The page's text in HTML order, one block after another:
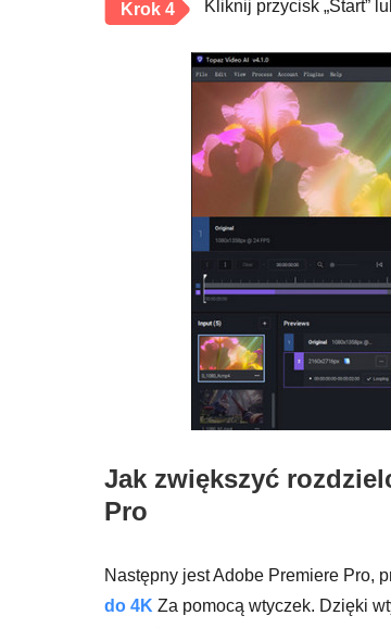
Krok 4 Kliknij przycisk „Start”
Jak zwiększyć
Pro
Następny jest Adobe Premiere Pro,
do 4K Za pomocą wtyczek. Dzięki